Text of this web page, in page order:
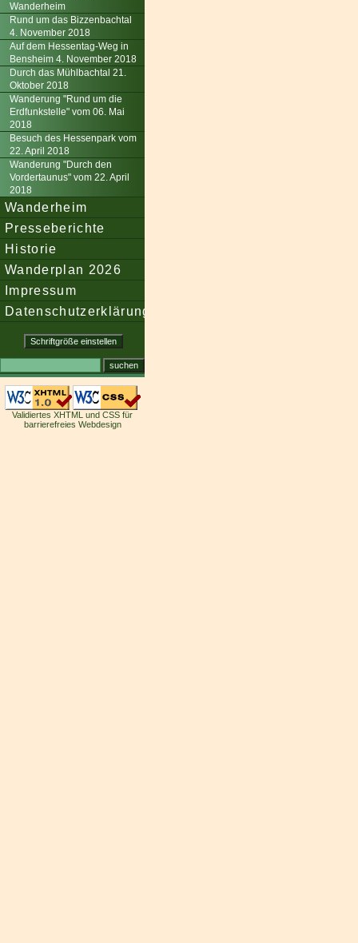
Wanderheim
Rund um das Bizzenbachtal
4. November 2018
Auf dem Hessentag-Weg in
Bensheim 4. November 2018
Durch das Mühlbachtal 21.
Oktober 2018
Wanderung "Rund um die
Erdfunkstelle" vom 06. Mai
2018
Besuch des Hessenpark vom
22. April 2018
Wanderung "Durch den
Vordertaunus" vom 22. April
2018
Wanderheim
Presseberichte
Historie
Wanderplan 2026
Impressum
Datenschutzerklärung
Validiertes XHTML und CSS für
barrierefreies Webdesign